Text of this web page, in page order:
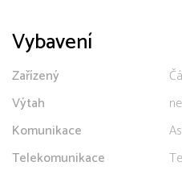
Vybavení
Zařízený
Výtah
ne
Komunikace
Telekomunikace